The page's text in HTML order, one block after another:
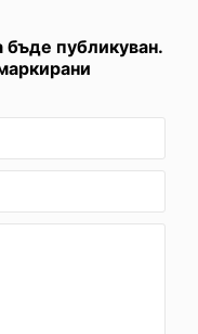
публикуван.